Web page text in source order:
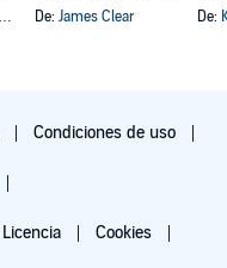
De: James Clear
De:
Condiciones de uso
Licencia Cookies